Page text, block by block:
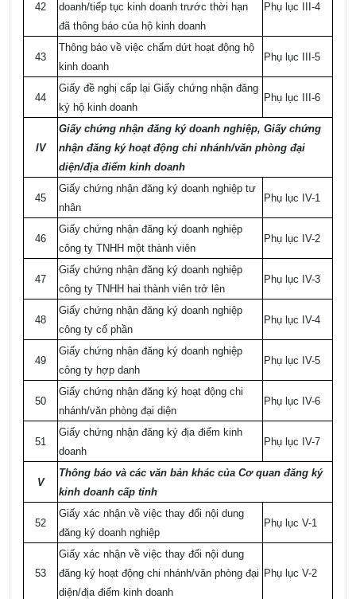
42
doanh/tiếp tục kinh doanh trước thời hạn
đã thông báo của hộ kinh doanh
Phụ lục III-4
43
Thông báo về việc chấm dứt hoạt động hộ
kinh doanh
Phụ lục III-5
44
Giấy đề nghị cấp lại Giấy chứng nhận đăng
ký hộ kinh doanh
Phụ lục III-6
IV
Giấy chứng nhận đăng ký doanh nghiệp, Giấy chứng
nhận đăng ký hoạt động chi nhánh/văn phòng đại
diện/địa điểm kinh doanh
45
Giấy chứng nhận đăng ký doanh nghiệp tư
nhân
Phụ lục IV-1
46
Giấy chứng nhận đăng ký doanh nghiệp
công ty TNHH một thành viên
Phụ lục IV-2
47
Giấy chứng nhận đăng ký doanh nghiệp
công ty TNHH hai thành viên trở lên
Phụ lục IV-3
48
Giấy chứng nhận đăng ký doanh nghiệp
công ty cổ phần
Phụ lục IV-4
49
Giấy chứng nhận đăng ký doanh nghiệp
công ty hợp danh
Phụ lục IV-5
50
Giấy chứng nhận đăng ký hoạt động chi
nhánh/văn phòng đại diện
Phụ lục IV-6
51
Giấy chứng nhận đăng ký địa điểm kinh
doanh
Phụ lục IV-7
V
Thông báo và các văn bản khác của Cơ quan đăng ký
kinh doanh cấp tỉnh
52
Giấy xác nhận về việc thay đổi nội dung
đăng ký doanh nghiệp
Phụ lục V-1
53
Giấy xác nhận về việc thay đổi nội dung
đăng ký hoạt động chi nhánh/văn phòng đại
diện/địa điểm kinh doanh
Phụ lục V-2